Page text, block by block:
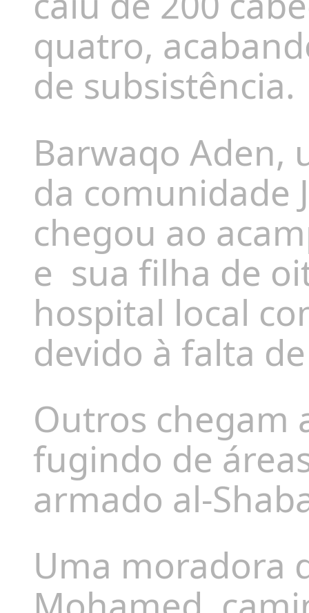
quatro,
de subsistência.
Barwaqo Aden,
da comunidade
chegou ao
e sua filha de
hospital local
devido à falta
Outros chegam
fugindo de
armado al-
Uma moradora